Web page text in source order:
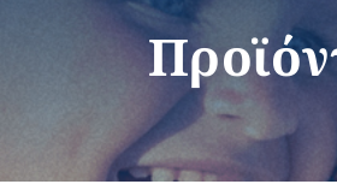
Περισσότερα